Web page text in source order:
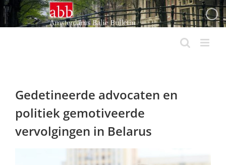
Ga
naar
inhoud
Gedetineerde advocaten en
politiek gemotiveerde
vervolgingen in Belarus